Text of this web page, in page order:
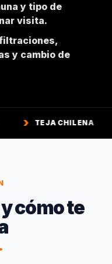
y tipo de
visita.
y cambio de
CHILENA TEJA
cómo te